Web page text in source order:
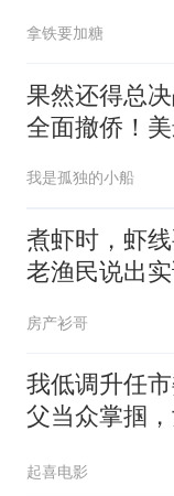
拿铁要加糖
果然还得总
全面撤侨！
我是孤独的小船
煮虾时，虾
老渔民说出
房产衫哥
我低调升任
父当众掌掴
起喜电影